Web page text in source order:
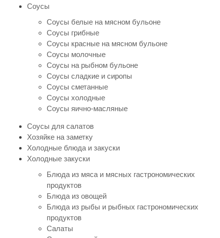
Соусы
Соусы белые на мясном бульоне
Соусы грибные
Соусы красные на мясном бульоне
Соусы молочные
Соусы на рыбном бульоне
Соусы сладкие и сиропы
Соусы сметанные
Соусы холодные
Соусы яично-масляные
Соусы для салатов
Хозяйке на заметку
Холодные блюда и закуски
Холодные закуски
Блюда из мяса и мясных гастрономических
продуктов
Блюда из овощей
Блюда из рыбы и рыбных гастрономических
продуктов
Салаты